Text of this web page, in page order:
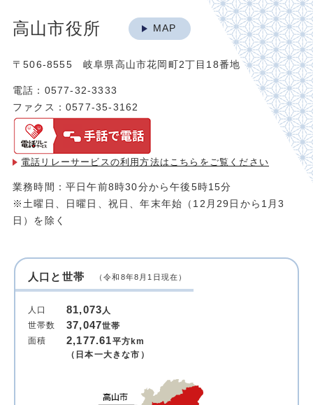
高山市役所 MAP
〒506-8555 岐阜県高山市花岡町2丁目18番地
電話：0577-32-3333
ファクス：0577-35-3162
電話リレーサービスの利用方法は こちらをご覧ください
業務時間：平日午前8時30分から午後5時15分
※土曜日、日曜日、祝日、年末年始（12月29日から1月3
日）を除く
人口と世帯 （令和8年8月1日現在）
人口 81,073人
世帯数
37,047世帯
面積
2,177.61平方km
（日本一大きな市）